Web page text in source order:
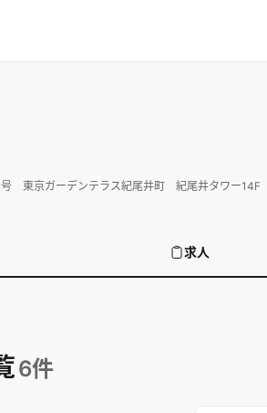
号 東京ガーデンテラス紀尾井町 紀尾井タワー14F
求人
6件